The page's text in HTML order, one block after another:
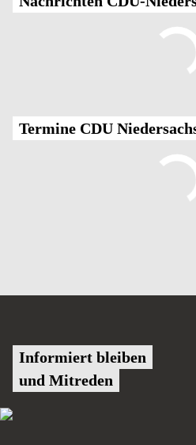
Termine CDU
Informiert bleiben
und Mitreden